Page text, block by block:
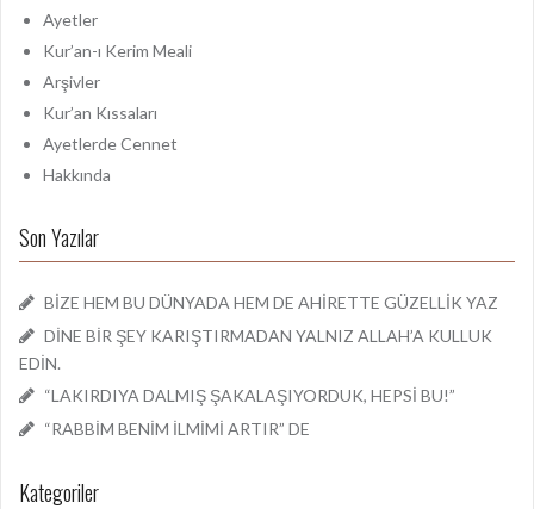
Ayetler
Kur’an-ı Kerim Meali
Arşivler
Kur’an Kıssaları
Ayetlerde Cennet
Hakkında
Son Yazılar
BİZE HEM BU DÜNYADA HEM DE AHİRETTE GÜZELLİK YAZ
DİNE BİR ŞEY KARIŞTIRMADAN YALNIZ ALLAH’A KULLUK
EDİN.
“LAKIRDIYA DALMIŞ ŞAKALAŞIYORDUK, HEPSİ BU!”
“RABBİM BENİM İLMİMİ ARTIR” DE
Kategoriler